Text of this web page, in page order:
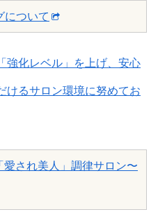
について
強化レベル」を上げ、安心
けるサロン環境に努めてお
され美人」調律サロン〜